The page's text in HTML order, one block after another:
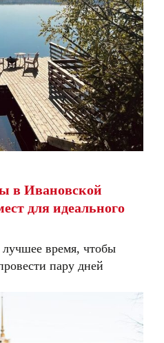
в Ивановской
для идеального
время, чтобы
пару дней